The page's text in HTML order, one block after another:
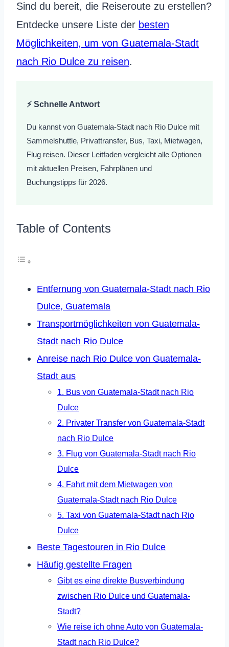
Sind du bereit, die Reiseroute zu erstellen?
Entdecke unsere Liste der besten
Möglichkeiten, um von Guatemala-Stadt
nach Rio Dulce zu reisen.
⚡ Schnelle Antwort
Du kannst von Guatemala-Stadt nach Rio Dulce mit
Sammelshuttle, Privattransfer, Bus, Taxi, Mietwagen,
Flug reisen. Dieser Leitfaden vergleicht alle Optionen
mit aktuellen Preisen, Fahrplänen und
Buchungstipps für 2026.
Table of Contents
Entfernung von Guatemala-Stadt nach Rio
Dulce, Guatemala
Transportmöglichkeiten von Guatemala-
Stadt nach Rio Dulce
Anreise nach Rio Dulce von Guatemala-
Stadt aus
1. Bus von Guatemala-Stadt nach Rio
Dulce
2. Privater Transfer von Guatemala-Stadt
nach Rio Dulce
3. Flug von Guatemala-Stadt nach Rio
Dulce
4. Fahrt mit dem Mietwagen von
Guatemala-Stadt nach Rio Dulce
5. Taxi von Guatemala-Stadt nach Rio
Dulce
Beste Tagestouren in Rio Dulce
Häufig gestellte Fragen
Gibt es eine direkte Busverbindung
zwischen Rio Dulce und Guatemala-
Stadt?
Wie reise ich ohne Auto von Guatemala-
Stadt nach Rio Dulce?